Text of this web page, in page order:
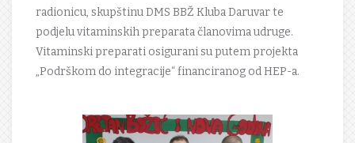
radionicu, skupštinu DMS BBŽ Kluba Daruvar te
podjelu vitaminskih preparata članovima udruge.
Vitaminski preparati osigurani su putem projekta
„Podrškom do integracije“ financiranog od HEP-a.